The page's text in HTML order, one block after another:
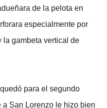
de la pelota en
especialmente por
la gambeta vertical de
para el segundo
San Lorenzo le hizo bien